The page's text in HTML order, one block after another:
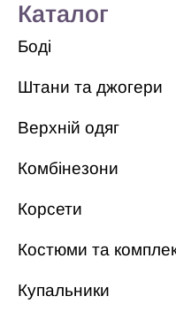
Каталог
Боді
Штани та джогери
Верхній одяг
Комбінезони
Корсети
Костюми та
Купальники